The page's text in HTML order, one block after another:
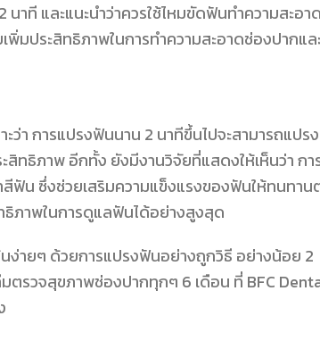
นาที และแนะนำว่าควรใช้ไหมขัดฟันทำความสะอา
มประสิทธิภาพในการทำความสะอาดช่องปากแล
า การแปรงฟันนาน 2 นาทีขึ้นไปจะสามารถแปรง
ทธิภาพ อีกทั้ง ยังมีงานวิจัยที่แสดงให้เห็นว่า กา
ฟัน ซึ่งช่วยเสริมความแข็งแรงของฟันให้ทนทาน
ธิภาพในการดูแลฟันได้อย่างสูงสุด
ง่ายๆ ด้วยการแปรงฟันอย่างถูกวิธี อย่างน้อย 2
รวจสุขภาพช่องปากทุกๆ 6 เดือน ที่ BFC